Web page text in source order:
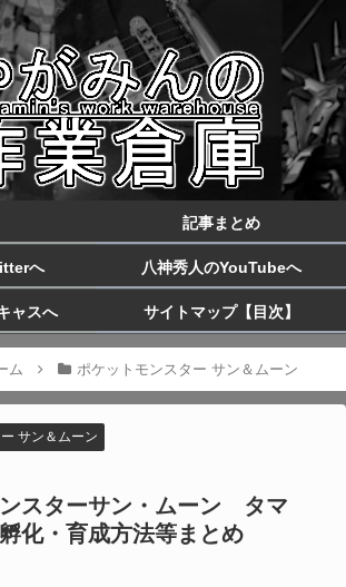
記事まとめ
へ 八神秀人のYouTubeへ
ャスへ サイトマップ【目次】
ム ポケットモンスター サン＆ムーン
サン＆ムーン
スターサン・ムーン タマ
化・育成方法等まとめ